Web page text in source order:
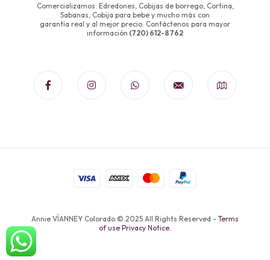
Comercializamos: Edredones, Cobijas de borrego, Cortina,
Sabanas, Cobija para bebe y mucho más con
garantía real y al mejor precio. Contáctenos para mayor
información (720) 612-8762
Annie VÍANNEY Colorado © 2025 All Rights Reserved - Terms
of use Privacy Notice.